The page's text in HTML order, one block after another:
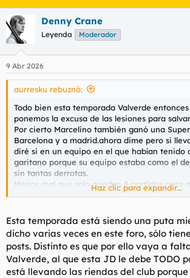
i
c
i
a
d
o
r
d
l
t
e
m
a
h
a
e
n
i
i
o
Denny Crane
Leyenda Moderador
9 Abr 2026
aurresku rebuznó:
Todo bien esta temporada Valverde
ponemos la excusa de las lesiones para
Por cierto Marcelino también ganó una
Barcelona y a madrid.ahora dime pero si
diré si en un equipo en el que habían tenido
garitano porque su equipo estaba como el
sin tantas derrotas.
Menos mal que solo quedan 8 partidos para
Valverde se vaya a tomar por culo. Le estoy
Haz clic para expandir...
Esta temporada está siendo una puta
dicho varias veces en este foro, sólo
posts. Distinto es que por ello vaya a
Valverde, al que esta JD le debe TODO
está llevando las riendas del club